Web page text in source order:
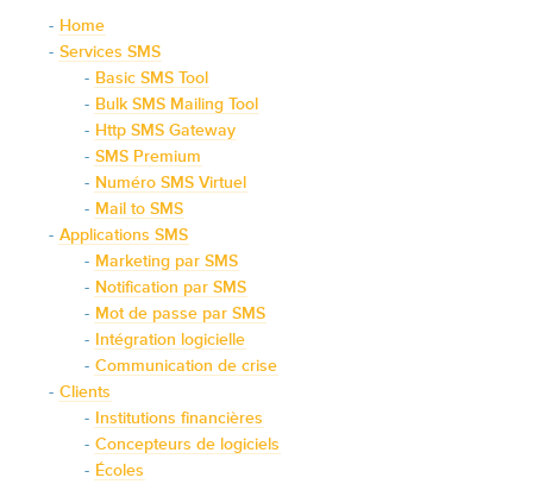
Home
Services SMS
Basic SMS Tool
Bulk SMS Mailing Tool
Http SMS Gateway
SMS Premium
Numéro SMS Virtuel
Mail to SMS
Applications SMS
Marketing par SMS
Notification par SMS
Mot de passe par SMS
Intégration logicielle
Communication de crise
Clients
Institutions financières
Concepteurs de logiciels
Écoles